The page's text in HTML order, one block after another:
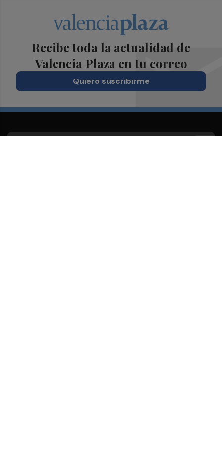
Recibe toda la actualidad de
Valencia Plaza en tu correo
Quiero suscribirme